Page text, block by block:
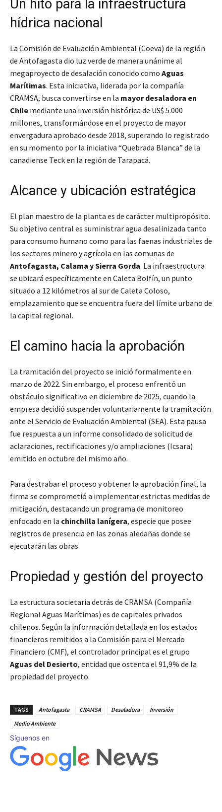
Un hito para la infraestructura
hídrica nacional
La Comisión de Evaluación Ambiental (Coeva) de la región
de Antofagasta dio luz verde de manera unánime al
megaproyecto de desalación conocido como Aguas
Marítimas. Esta iniciativa, liderada por la compañía
CRAMSA, busca convertirse en la mayor desaladora en
Chile mediante una inversión histórica de US$ 5.000
millones, transformándose en el proyecto de mayor
envergadura aprobado desde 2018, superando lo registrado
en su momento por la iniciativa “Quebrada Blanca” de la
canadiense Teck en la región de Tarapacá.
Alcance y ubicación estratégica
El plan maestro de la planta es de carácter multipropósito.
Su objetivo central es suministrar agua desalinizada tanto
para consumo humano como para las faenas industriales de
los sectores minero y agrícola en las comunas de
Antofagasta, Calama y Sierra Gorda. La infraestructura
se ubicará específicamente en Caleta Bolfín, un punto
situado a 12 kilómetros al sur de Caleta Coloso,
emplazamiento que se encuentra fuera del límite urbano de
la capital regional.
El camino hacia la aprobación
La tramitación del proyecto se inició formalmente en
marzo de 2022. Sin embargo, el proceso enfrentó un
obstáculo significativo en diciembre de 2025, cuando la
empresa decidió suspender voluntariamente la tramitación
ante el Servicio de Evaluación Ambiental (SEA). Esta pausa
fue respuesta a un informe consolidado de solicitud de
aclaraciones, rectificaciones y/o ampliaciones (Icsara)
emitido en octubre del mismo año.
Para destrabar el proceso y obtener la aprobación final, la
firma se comprometió a implementar estrictas medidas de
mitigación, destacando un programa de monitoreo
enfocado en la chinchilla lanígera, especie que posee
registros de presencia en las zonas aledañas donde se
ejecutarán las obras.
Propiedad y gestión del proyecto
La estructura societaria detrás de CRAMSA (Compañía
Regional Aguas Marítimas) es de capitales privados
chilenos. Según la información detallada en los estados
financieros remitidos a la Comisión para el Mercado
Financiero (CMF), el controlador principal es el grupo
Aguas del Desierto, entidad que ostenta el 91,9% de la
propiedad del proyecto.
TAGS Antofagasta CRAMSA Desaladora
Inversión
Medio Ambiente
Síguenos en